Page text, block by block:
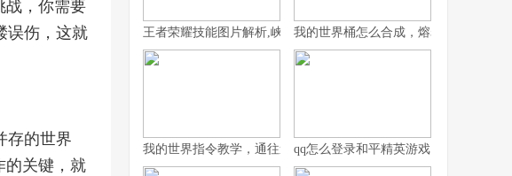
战，你需要
误伤，这就
存的世界
的关键，就
王者荣耀技能图片解析,峡谷战场的视觉密码我的世界桶怎么合成，熔岩水与奶的奥
我的世界指令教学，通往造物主的钥匙，资深玩家的终极指南
qq怎么登录和平精英游戏，一位资深